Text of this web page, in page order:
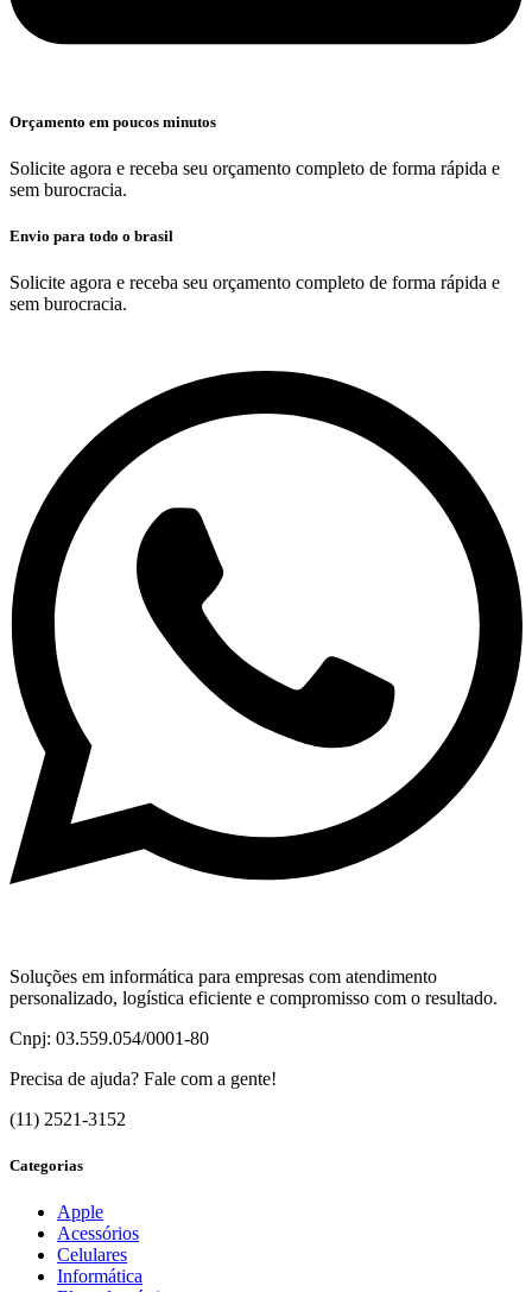
Orçamento em poucos minutos
Solicite agora e receba seu orçamento completo de forma rápida e
sem burocracia.
Envio para todo o brasil
Solicite agora e receba seu orçamento completo de forma rápida e
sem burocracia.
Soluções em informática para empresas com atendimento
personalizado, logística eficiente e compromisso com o resultado.
Cnpj: 03.559.054/0001-80
Precisa de ajuda? Fale com a gente!
(11) 2521-3152
Categorias
Apple
Acessórios
Celulares
Informática